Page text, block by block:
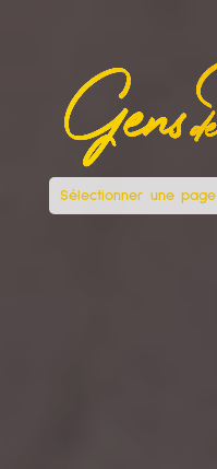
Sélectionner une page